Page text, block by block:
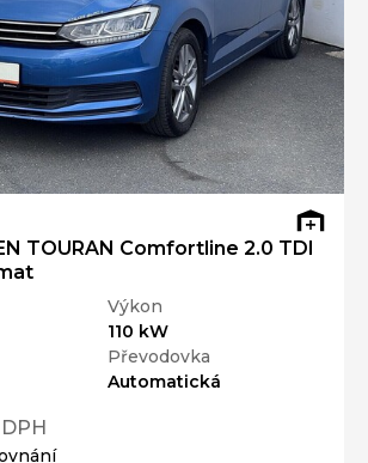
TOURAN Comfortline 2.0 TDI
Výkon
110 kW
Převodovka
Automatická